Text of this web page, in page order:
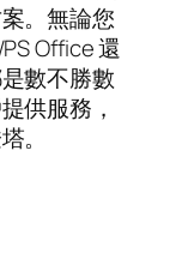
。無論您
Office 還
數不勝數
供服務，
。